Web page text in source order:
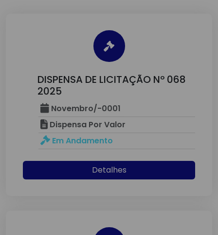
DISPENSA DE LICITAÇÃO Nº 068
2025
Novembro/-0001
Dispensa Por Valor
Em Andamento
Detalhes